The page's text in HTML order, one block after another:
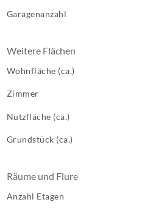
Garagenanzahl
Weitere Flächen
Wohnfläche (ca.)
Zimmer
Nutzfläche (ca.)
Grundstück (ca.)
Räume und Flure
Anzahl Etagen